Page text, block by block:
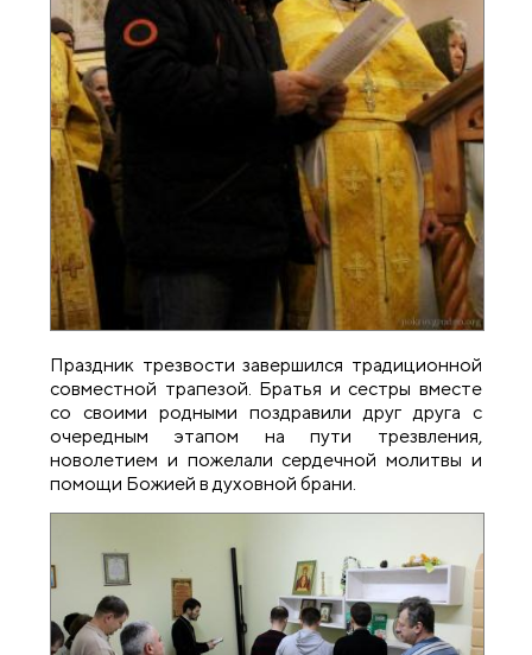
Праздник трезвости завершился традиционной
совместной трапезой. Братья и сестры вместе
со своими родными поздравили друг друга с
очередным этапом на пути трезвления,
новолетием и пожелали сердечной молитвы и
помощи Божией в духовной брани.